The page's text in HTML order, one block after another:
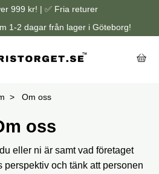
999 kr! | ✅ Fria returer
1-2 dagar från lager i Göteborg!
Om oss
oss
eller ni är samt vad företaget
perspektiv och tänk att personen